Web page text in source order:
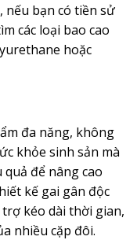
nếu bạn có tiền sử
các loại bao cao
hoặc
đa năng, không
khỏe sinh sản mà
để nâng cao
kế gai gân độc
kéo dài thời gian,
nhiều cặp đôi.